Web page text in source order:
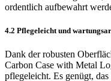
ordentlich aufbewahrt
4.2 Pflegeleicht und
Dank der robusten
Carbon Case with Metal
pflegeleicht. Es genügt,